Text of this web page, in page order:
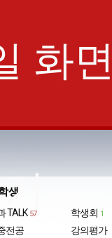
화
생
TALK 57
전공
학생회 1
강의평가